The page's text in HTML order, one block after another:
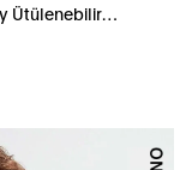
Ütülenebilir